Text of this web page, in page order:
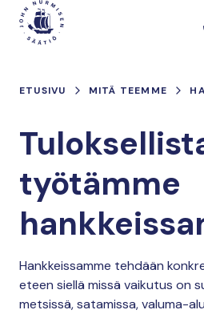
Hyppää
sisältöön
Päävalikko
ETUSIVU MITÄ TEEMME
työtämme
Hankkeissamme tehdään
eteen siellä missä vaikutus on
metsissä, satamissa, valuma-